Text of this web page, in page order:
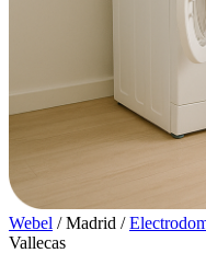
Webel / Madrid /
Vallecas